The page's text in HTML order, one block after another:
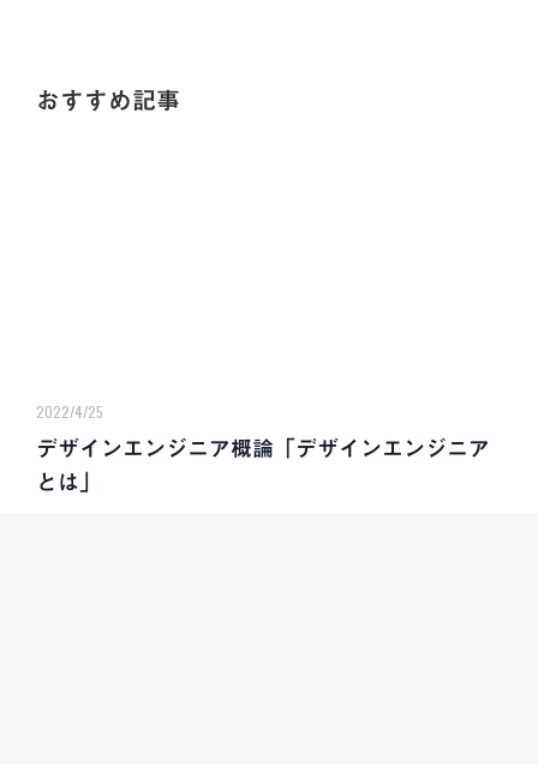
おすすめ記事
2022/4/25
デザインエンジニア概論「デザインエンジニア
とは」